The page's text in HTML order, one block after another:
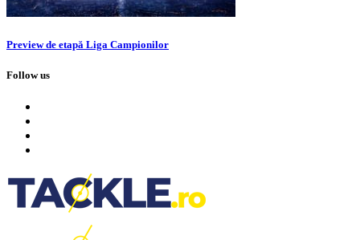
Preview de etapă Liga Campionilor
Follow us